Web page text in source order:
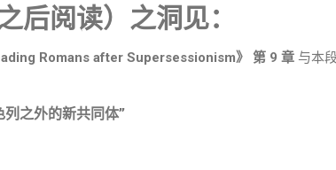
后阅读）之洞见：
Romans after Supersessionism》 第 9 章 与本
列之外的新共同体”